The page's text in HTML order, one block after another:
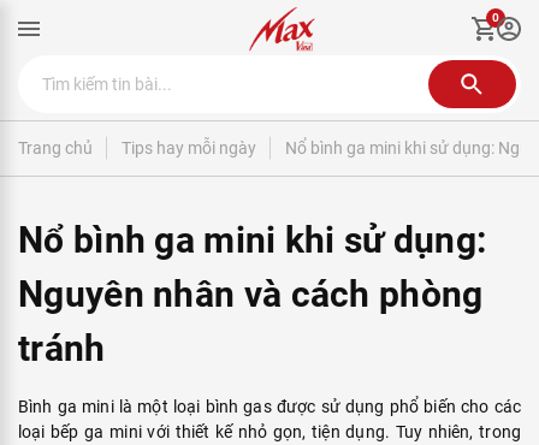
0
Trang chủ Tips hay mỗi ngày Nổ bình ga mini khi sử dụng:
Nổ bình ga mini khi sử dụng:
Nguyên nhân và cách phòng
tránh
Bình ga mini là một loại bình gas được sử dụng phổ biến cho các
loại bếp ga mini với thiết kế nhỏ gọn, tiện dụng. Tuy nhiên, trong